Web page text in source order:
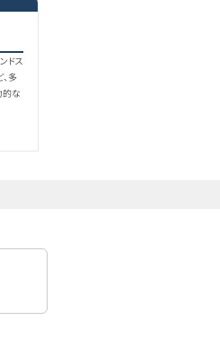
ドス
多
的な